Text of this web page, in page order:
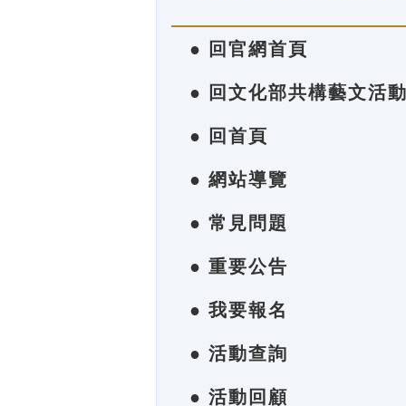
● 回官網首頁
● 回文化部共構藝文活
● 回首頁
● 網站導覽
● 常見問題
● 重要公告
● 我要報名
● 活動查詢
● 活動回顧